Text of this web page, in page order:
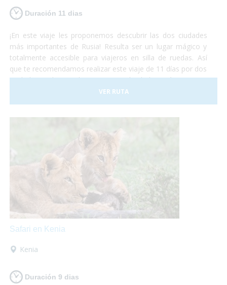
Duración 11 dias
¡En este viaje les proponemos descubrir las dos ciudades
más importantes de Rusia! Resulta ser un lugar mágico y
totalmente accesible para viajeros en silla de ruedas. Así
que te recomendamos realizar este viaje de 11 días por dos
ciudades realmente hermosas. No lo dudes más y vete a
conocer las principales ciudades rusas, ¡dejamos el resto
para otra aventura!¡Sólo preocúpate por disfrutar al
VER RUTA
Safari en Kenia
Kenia
Duración 9 dias